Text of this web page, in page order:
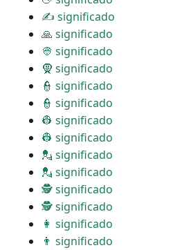
✍ significado
🙏 significado
👳 significado
🧕 significado
👮 significado
👮 significado
👷 significado
👷 significado
💂 significado
💂 significado
🕵 significado
🕵 significado
👩 significado
👨 significado